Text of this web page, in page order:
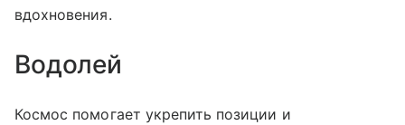
вдохновения.
Водолей
Космос помогает укрепить позиции и